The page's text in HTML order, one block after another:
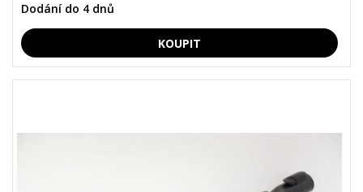
Dodání do 4 dnů